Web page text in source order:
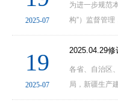
2025-07
为进一步规范
构”）监督管
法规和规章的
工作目标以习
19
2025-07
2025.04.29修
各省、自治区
局，新疆生产
例》的实施，